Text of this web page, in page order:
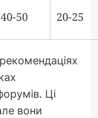
40-50 20-25
Ці
вони